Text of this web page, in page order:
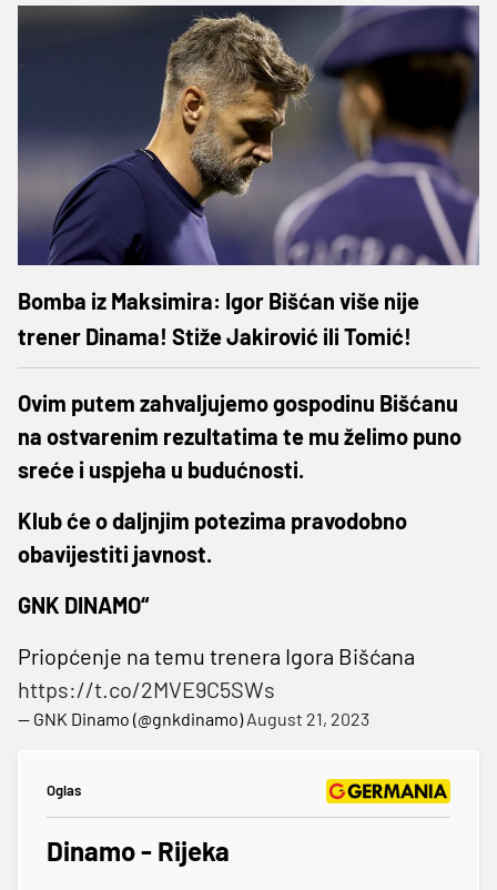
Bomba iz Maksimira: Igor Bišćan više nije
trener Dinama! Stiže Jakirović ili Tomić!
Ovim putem zahvaljujemo gospodinu Bišćanu
na ostvarenim rezultatima te mu želimo puno
sreće i uspjeha u budućnosti.
Klub će o daljnjim potezima pravodobno
obavijestiti javnost.
GNK DINAMO“
Priopćenje na temu trenera Igora Bišćana
https://t.co/2MVE9C5SWs
— GNK Dinamo (@gnkdinamo)August 21, 2023
Oglas
Dinamo - Rijeka